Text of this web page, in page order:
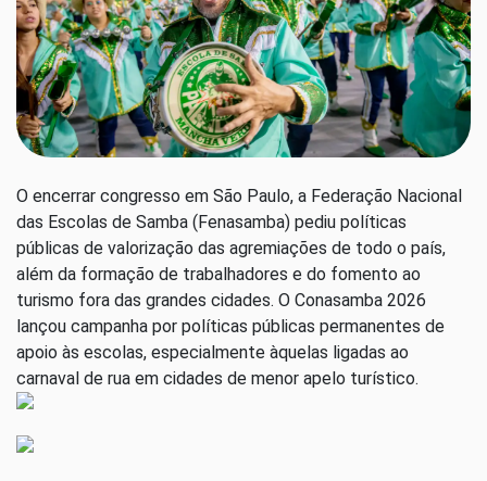
O encerrar congresso em São Paulo, a Federação Nacional
das Escolas de Samba (Fenasamba) pediu políticas
públicas de valorização das agremiações de todo o país,
além da formação de trabalhadores e do fomento ao
turismo fora das grandes cidades. O Conasamba 2026
lançou campanha por políticas públicas permanentes de
apoio às escolas, especialmente àquelas ligadas ao
carnaval de rua em cidades de menor apelo turístico.